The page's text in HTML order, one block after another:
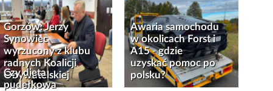
Gorzów: Jerzy
Synowiec
wyrzucony z klubu
radnych Koalicji
Obywatelskiej
Awaria samochodu
w okolicach Forst i
A15 - gdzie
uzyskać pomoc po
polsku?
Czy dieta
pudełkowa